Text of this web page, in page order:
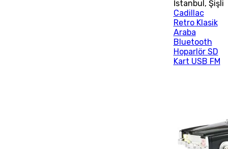
İstanbul , Şişli
Cadillac
Retro Klasik
Araba
Bluetooth
Hoparlör SD
Kart USB FM